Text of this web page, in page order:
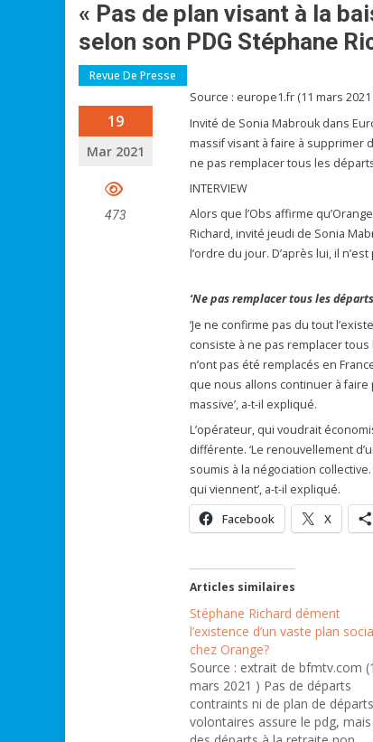
« Pas de plan visant à la
selon son PDG Stéphane
Revue De Presse
19
Mar 2021
473
Source : europe1.fr (11 mars 2021
Invité de Sonia Mabrouk dans
massif visant à faire à supprimer
ne pas remplacer tous les
INTERVIEW
Alors que l’Obs affirme
Richard, invité jeudi de Sonia
l’ordre du jour. D’après lui, il
‘Ne pas remplacer tous les
‘Je ne confirme pas du tout
consiste à ne pas remplacer
n’ont pas été remplacés en
que nous allons continuer à faire
massive’, a-t-il expliqué.
L’opérateur, qui voudrait
différente. ‘Le renouvellement
soumis à la négociation
qui viennent’, a-t-il expliqué.
Facebook X
Articles similaires
Stéphane Richard dément
l’existence d’un vaste plan
chez Orange?
Source : extrait de bfmtv.com
mars 2021 ) Pas de départs
contraints ni de plan de départs
volontaires assure le pdg, mais